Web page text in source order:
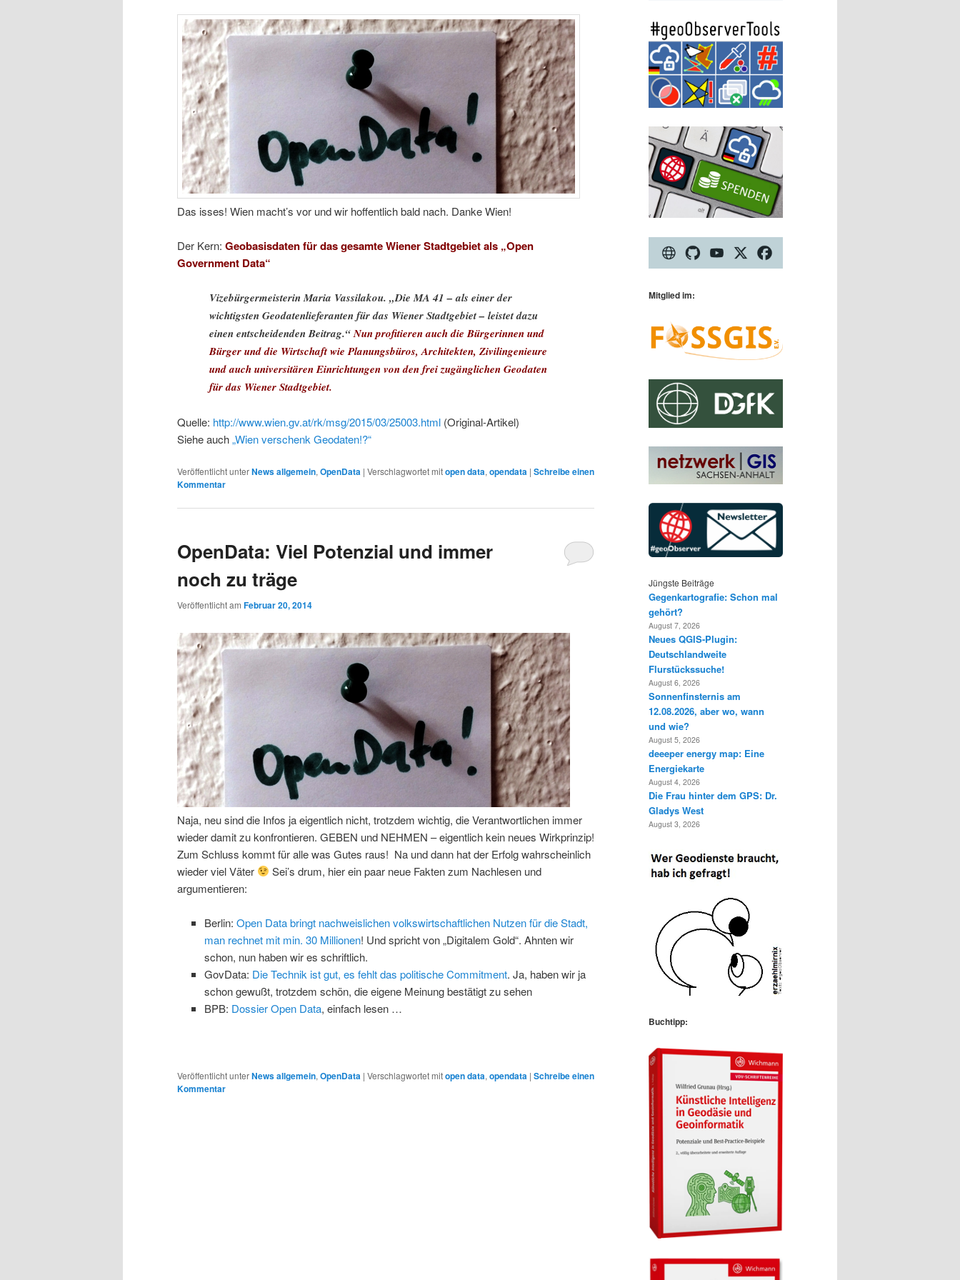
Das isses! Wien macht’s vor und wir hoffentlich bald nach. Danke Wien!
Der Kern: Geobasisdaten für das gesamte Wiener Stadtgebiet als „Open
Government Data“
Vizebürgermeisterin Maria Vassilakou. „Die MA 41 – als einer der
wichtigsten Geodatenlieferanten für das Wiener Stadtgebiet – leistet dazu
einen entscheidenden Beitrag.“Nun profitieren auch die Bürgerinnen und
Bürger und die Wirtschaft wie Planungsbüros, Architekten, Zivilingenieure
und auch universitären Einrichtungen von den frei zugänglichen Geodaten
für das Wiener Stadtgebiet.
Quelle: http://www.wien.gv.at/rk/msg/2015/03/25003.html (Original-Artikel)
Siehe auch„Wien verschenk Geodaten!?“
Veröffentlicht unterNews allgemein, OpenData | Verschlagwortet mitopen data, opendata | Schreibe einen
Kommentar
OpenData: Viel Potenzial und immer
noch zu träge
Veröffentlicht am Februar 20, 2014
Naja, neu sind die Infos ja eigentlich nicht, trotzdem wichtig, die Verantwortlichen immer
wieder damit zu konfrontieren. GEBEN und NEHMEN – eigentlich kein neues Wirkprinzip!
Zum Schluss kommt für alle was Gutes raus! Na und dann hat der Erfolg wahrscheinlich
wieder viel Väter
Sei’s drum, hier ein paar neue Fakten zum Nachlesen und
argumentieren:
Berlin: Open Data bringt nachweislichen volkswirtschaftlichen Nutzen für die Stadt,
man rechnet mit min. 30 Millionen! Und spricht von „Digitalem Gold“. Ahnten wir
schon, nun haben wir es schriftlich.
GovData: Die Technik ist gut, es fehlt das politische Commitment. Ja, haben wir ja
schon gewußt, trotzdem schön, die eigene Meinung bestätigt zu sehen
BPB: Dossier Open Data, einfach lesen …
Veröffentlicht unterNews allgemein, OpenData | Verschlagwortet mitopen data, opendata | Schreibe einen
Kommentar
Mitglied im:
Jüngste Beiträge
Gegenkartografie: Schon mal
gehört?
August 7, 2026
Neues QGIS-Plugin:
Deutschlandweite
Flurstückssuche!
August 6, 2026
Sonnenfinsternis am
12.08.2026, aber wo, wann
und wie?
August 5, 2026
deeeper energy map: Eine
Energiekarte
August 4, 2026
Die Frau hinter dem GPS: Dr.
Gladys West
August 3, 2026
Buchtipp: